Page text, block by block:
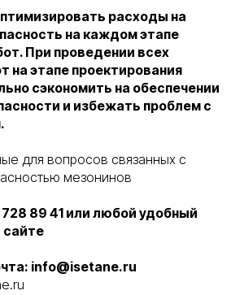
расходы на
на каждом этапе
При проведении всех
на этапе проектирования
сэкономить на обеспечении
и избежать проблем с
для вопросов связанных с
мезонинов
89 41 или любой удобный
info@isetane.ru